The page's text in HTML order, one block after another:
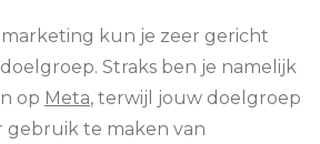
kun je zeer gericht
Straks ben je namelijk
op Meta, terwijl jouw doelgroep
gebruik te maken van